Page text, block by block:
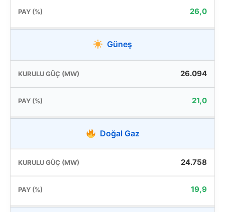
26,0
Güneş
26.094
21,0
Doğal Gaz
24.758
19,9